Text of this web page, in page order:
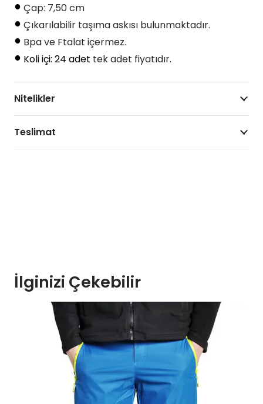
• Çap: 7,50 cm
• Çıkarılabilir taşıma askısı bulunmaktadır.
• Bpa ve Ftalat içermez.
• Koli içi: 24 adet tek adet fiyatıdır.
Nitelikler
Teslimat
İlginizi Çekebilir